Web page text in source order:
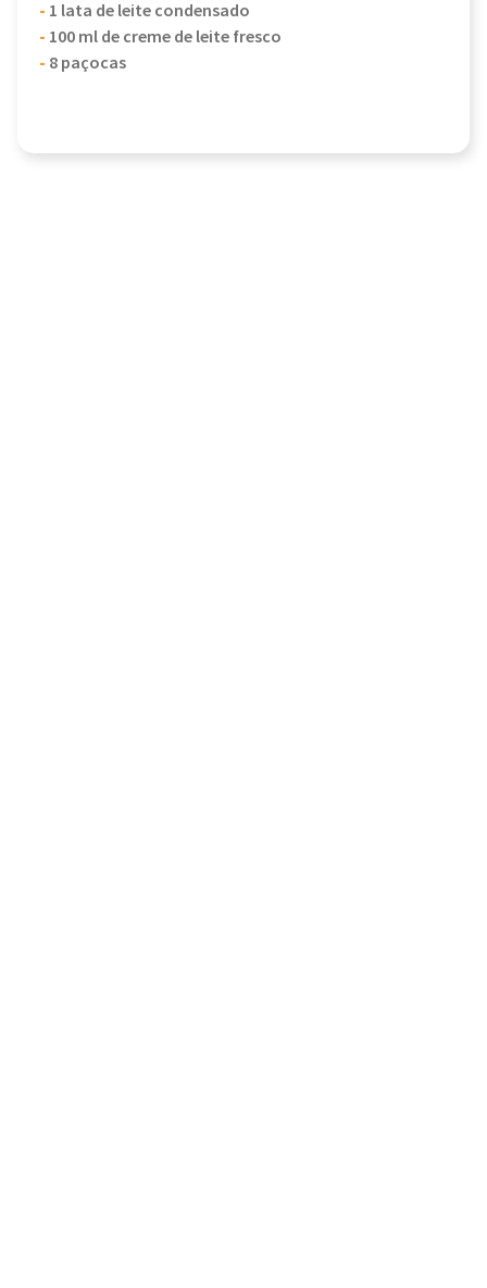
- 1 lata de leite condensado
- 100 ml de creme de leite fresco
- 8 paçocas